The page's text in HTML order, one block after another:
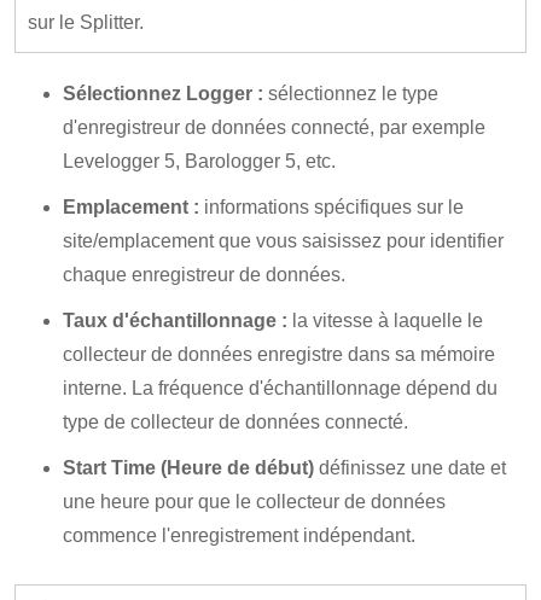
sur le Splitter.
Sélectionnez Logger : sélectionnez le type
d'enregistreur de données connecté, par exemple
Levelogger 5, Barologger 5, etc.
Emplacement : informations spécifiques sur le
site/emplacement que vous saisissez pour identifier
chaque enregistreur de données.
Taux d'échantillonnage : la vitesse à laquelle le
collecteur de données enregistre dans sa mémoire
interne. La fréquence d'échantillonnage dépend du
type de collecteur de données connecté.
Start Time (Heure de début) définissez une date et
une heure pour que le collecteur de données
commence l'enregistrement indépendant.